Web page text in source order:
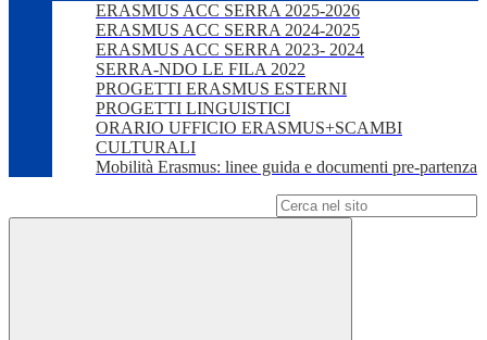
ERASMUS ACC SERRA 2025-2026
ERASMUS ACC SERRA 2024-2025
ERASMUS ACC SERRA 2023- 2024
SERRA-NDO LE FILA 2022
PROGETTI ERASMUS ESTERNI
PROGETTI LINGUISTICI
ORARIO UFFICIO ERASMUS+SCAMBI
CULTURALI
Mobilità Erasmus: linee guida e documenti pre-partenza